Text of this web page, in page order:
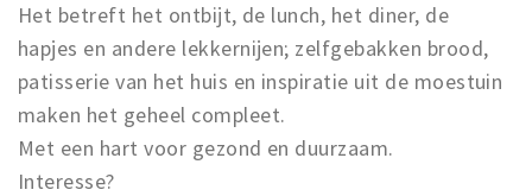
Het betreft het ontbijt, de lunch, het diner, de
hapjes en andere lekkernijen; zelfgebakken brood,
patisserie van het huis en inspiratie uit de moestuin
maken het geheel compleet.
Met een hart voor gezond en duurzaam.
Interesse?